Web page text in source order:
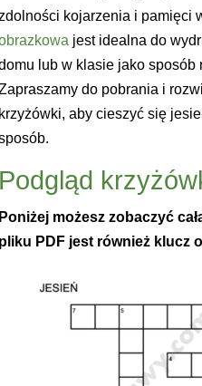
kojarzenia i pamięci
jest idealna do
lub w klasie jako sposób
do pobrania i
aby cieszyć się
możesz zobaczyć
PDF jest również klucz